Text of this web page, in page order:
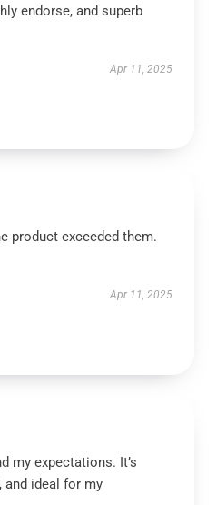
endorse, and superb
Apr 11, 2025
product exceeded them.
Apr 11, 2025
my expectations. It’s
and ideal for my